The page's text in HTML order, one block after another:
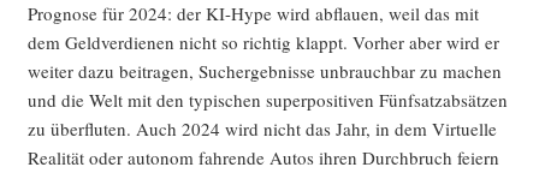
Pro­gno­se für 2024: der KI-Hype wird abflau­en, weil das mit
dem Geld­ver­die­nen nicht so rich­tig klappt. Vor­her aber wird er
wei­ter dazu bei­tra­gen, Such­ergeb­nis­se unbrauch­bar zu machen
und die Welt mit den typi­schen super­po­si­ti­ven Fünf­satz­ab­sät­zen
zu über­flu­ten. Auch 2024 wird nicht das Jahr, in dem Vir­tu­el­le
Rea­li­tät oder auto­nom fah­ren­de Autos ihren Durch­bruch fei­ern